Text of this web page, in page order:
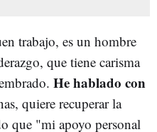
trabajo, es un hombre
que tiene carisma
He hablado con
quiere recuperar la
que "mi apoyo personal